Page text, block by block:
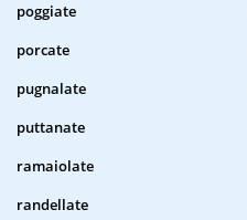
poggiate
porcate
pugnalate
puttanate
ramaiolate
randellate